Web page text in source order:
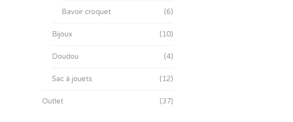
Bavoir croquet (6)
Bijoux (10)
Doudou (4)
Sac à jouets (12)
Outlet (37)